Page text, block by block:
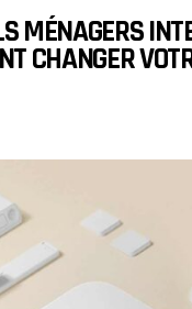
MÉNAGERS
CHANGER